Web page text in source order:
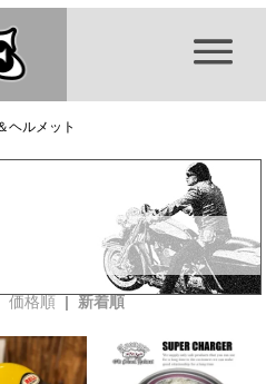
ヘルメット
価格順 | 新着順